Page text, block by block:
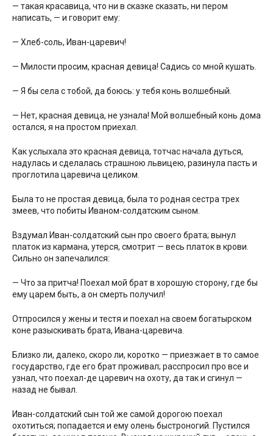
— такая красавица, что ни в сказке сказать, ни пером
написать, — и говорит ему:
— Хлеб-соль, Иван-царевич!
— Милости просим, красная девица! Садись со мной кушать.
— Я бы села с тобой, да боюсь: у тебя конь волшебный.
— Нет, красная девица, не узнала! Мой волшебный конь дома
остался, я на простом приехал.
Как услыхала это красная девица, тотчас начала дуться,
надулась и сделалась страшною львицею, разинула пасть и
проглотила царевича целиком.
Была то не простая девица, была то родная сестра трех
змеев, что побиты Иваном-солдатским сыном.
Вздумал Иван-солдатский сын про своего брата; вынул
платок из кармана, утерся, смотрит — весь платок в крови.
Сильно он запечалился:
— Что за притча! Поехал мой брат в хорошую сторону, где бы
ему царем быть, а он смерть получил!
Отпросился у жены и тестя и поехал на своем богатырском
коне разыскивать брата, Ивана-царевича.
Близко ли, далеко, скоро ли, коротко — приезжает в то самое
государство, где его брат проживал; расспросил про все и
узнал, что поехал-де царевич на охоту, да так и сгинул —
назад не бывал.
Иван-солдатский сын той же самой дорогою поехал
охотиться; попадается и ему олень быстроногий. Пустился